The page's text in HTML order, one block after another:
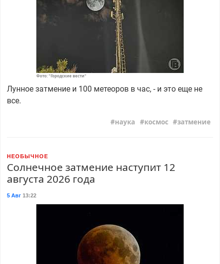
Фото: "Городские вести"
Лунное затмение и 100 метеоров в час, - и это еще не
все.
наука космос затмение
НЕОБЫЧНОЕ
Солнечное затмение наступит 12
августа 2026 года
5 Авг13:22